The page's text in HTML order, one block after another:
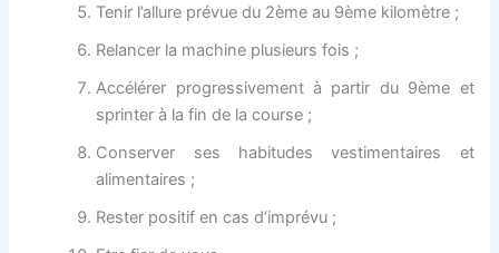
Tenir l’allure prévue du 2ème au 9ème kilomètre ;
Relancer la machine plusieurs fois ;
Accélérer progressivement à partir du 9ème et
sprinter à la fin de la course ;
Conserver ses habitudes vestimentaires et
alimentaires ;
Rester positif en cas d’imprévu ;